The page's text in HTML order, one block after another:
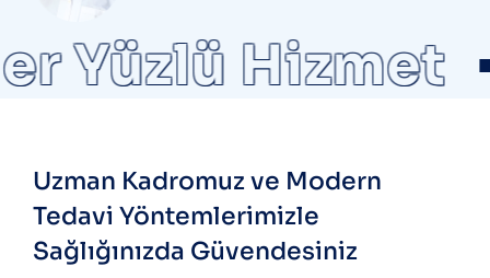
Yüzlü Hizmet
Uzman Kadromuz ve Modern
Tedavi Yöntemlerimizle
Sağlığınızda Güvendesiniz